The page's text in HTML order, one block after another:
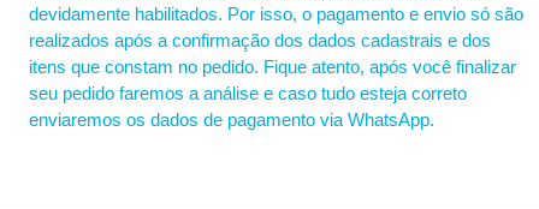
devidamente habilitados. Por isso, o pagamento e envio só são
realizados após a confirmação dos dados cadastrais e dos
itens que constam no pedido. Fique atento, após você finalizar
seu pedido faremos a análise e caso tudo esteja correto
enviaremos os dados de pagamento via WhatsApp.